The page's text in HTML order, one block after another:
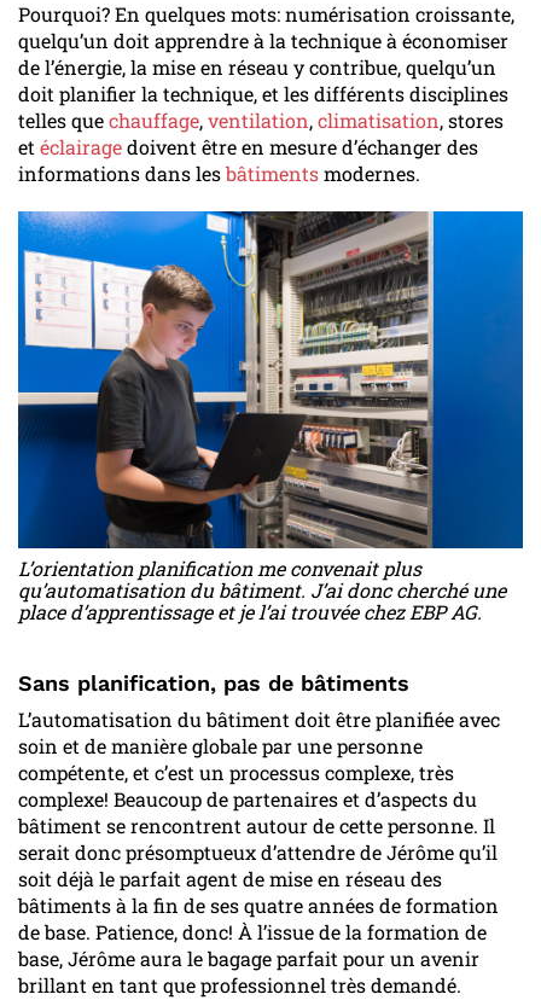
Pourquoi? En quelques mots: numérisation croissante,
quelqu’un doit apprendre à la technique à économiser
de l’énergie, la mise en réseau y contribue, quelqu’un
doit planifier la technique, et les différents disciplines
telles quechauffage,ventilation,climatisation, stores
etéclairagedoivent être en mesure d’échanger des
informations dans lesbâtimentsmodernes.
L’orientation planification me convenait plus
qu’automatisation du bâtiment. J’ai donc cherché une
place d’apprentissage et je l’ai trouvée chez EBP AG.
Sans planification, pas de bâtiments
L’automatisation du bâtiment doit être planifiée avec
soin et de manière globale par une personne
compétente, et c’est un processus complexe, très
complexe! Beaucoup de partenaires et d’aspects du
bâtiment se rencontrent autour de cette personne. Il
serait donc présomptueux d’attendre de Jérôme qu’il
soit déjà le parfait agent de mise en réseau des
bâtiments à la fin de ses quatre années de formation
de base. Patience, donc! À l’issue de la formation de
base, Jérôme aura le bagage parfait pour un avenir
brillant en tant que professionnel très demandé.